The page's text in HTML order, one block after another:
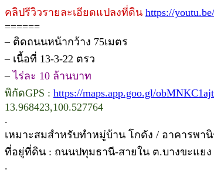
คลิปรีวิวรายละเอียดแปลงที่ดิน https://
======
– ติดถนนหน้ากว้าง 75เมตร
– เนื้อที่ 13-3-22 ตรว
– ไร่ละ 10 ล้านบาท
พิกัดGPS : https://maps.app.goo.gl/
13.968423,100.527764
.
เหมาะสมสำหรับทำหมู่บ้าน โกดัง / อาคารพา
ที่อยู่ที่ดิน : ถนนปทุมธานี-สายใน ต.บางขะแย
.